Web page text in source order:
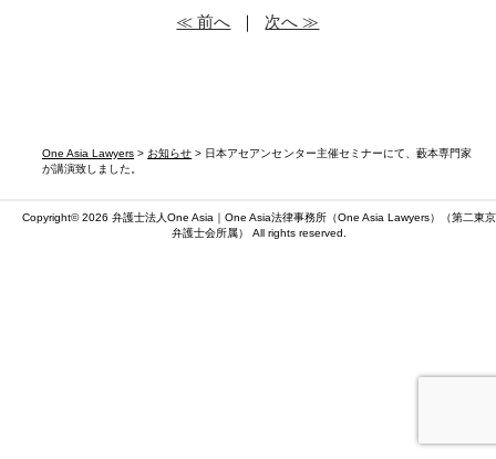
One Asia Lawyers > お知らせ > 日本アセアンセンター主催セミナーにて、藪本専門家
が講演致しました。
≪ 前へ ｜ 次へ ≫
Copyright© 2026 弁護士法人One Asia｜One Asia法律事務所（One Asia Lawyers）（第二東京
弁護士会所属） All rights reserved.